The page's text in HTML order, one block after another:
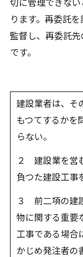
ります。再委託
監督し、再委託
です。
建設業者は、そ
もつてするかを
らない。
２ 建設業を営
負つた建設工事
３ 前二項の建
物に関する重要
工事である場合
かじめ発注者の